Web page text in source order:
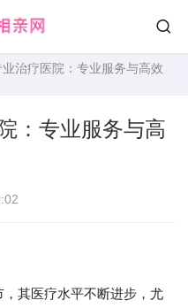
治疗医院：专业服务与高效
：专业服务与高
，其医疗水平不断进步，尤